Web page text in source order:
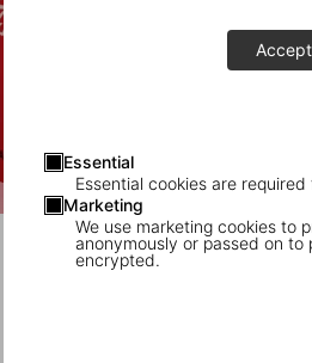
Essential
Essential cookies are
Marketing
We use marketing cookies to
anonymously or passed on
encrypted.